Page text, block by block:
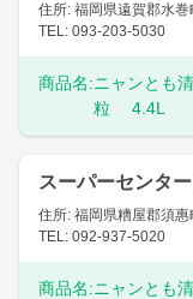
住所: 福岡県遠賀郡水
TEL: 093-203-5030
商品名:ニャンとも
粒 4.4L
スーパーセンタ
住所: 福岡県糟屋郡須惠
TEL: 092-937-5020
商品名:ニャンとも